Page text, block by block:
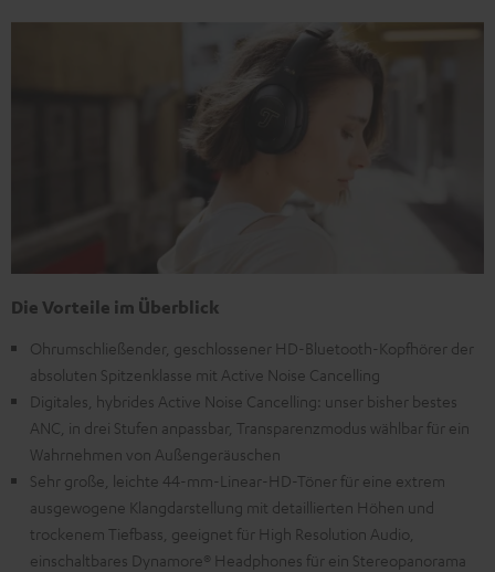
Die Vorteile im Überblick
Ohrumschließender, geschlossener HD-Bluetooth-Kopfhörer der
absoluten Spitzenklasse mit Active Noise Cancelling
Digitales, hybrides Active Noise Cancelling: unser bisher bestes
ANC, in drei Stufen anpassbar, Transparenzmodus wählbar für ein
Wahrnehmen von Außengeräuschen
Sehr große, leichte 44-mm-Linear-HD-Töner für eine extrem
ausgewogene Klangdarstellung mit detaillierten Höhen und
trockenem Tiefbass, geeignet für High Resolution Audio,
einschaltbares Dynamore® Headphones für ein Stereopanorama